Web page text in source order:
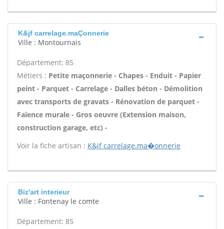
K&jf carrelage.maÇonnerie
Ville : Montournais
Département: 85
Métiers : Petite maçonnerie - Chapes - Enduit - Papier
peint - Parquet - Carrelage - Dalles béton - Démolition
avec transports de gravats - Rénovation de parquet -
Faïence murale - Gros oeuvre (Extension maison,
construction garage, etc) -
Voir la fiche artisan : K&jf carrelage.ma�onnerie
Biz'art interieur
Ville : Fontenay le comte
Département: 85